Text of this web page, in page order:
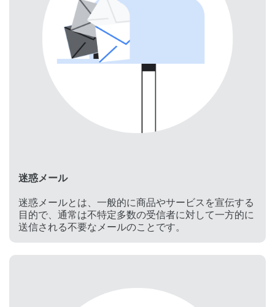
迷惑メール
迷惑メールとは、一般的に商品やサービスを宣伝する
目的で、通常は不特定多数の受信者に対して一方的に
送信される不要なメールのことです。